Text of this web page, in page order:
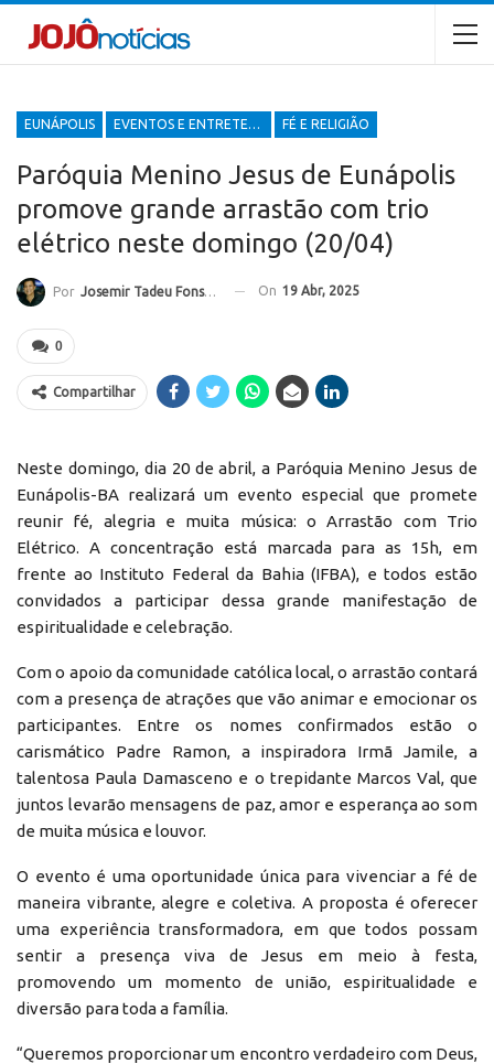
EUNÁPOLIS EVENTOS E ENTRETENIMENTOS FÉ E RELIGIÃO
Paróquia Menino Jesus de Eunápolis
promove grande arrastão com trio
elétrico neste domingo (20/04)
Por Josemir Tadeu Fonseca On 19 Abr, 2025
0
Compartilhar
Neste domingo, dia 20 de abril, a Paróquia Menino Jesus de
Eunápolis-BA realizará um evento especial que promete
reunir fé, alegria e muita música: o Arrastão com Trio
Elétrico. A concentração está marcada para as 15h, em
frente ao Instituto Federal da Bahia (IFBA), e todos estão
convidados a participar dessa grande manifestação de
espiritualidade e celebração.
Com o apoio da comunidade católica local, o arrastão contará
com a presença de atrações que vão animar e emocionar os
participantes. Entre os nomes confirmados estão o
carismático Padre Ramon, a inspiradora Irmã Jamile, a
talentosa Paula Damasceno e o trepidante Marcos Val, que
juntos levarão mensagens de paz, amor e esperança ao som
de muita música e louvor.
O evento é uma oportunidade única para vivenciar a fé de
maneira vibrante, alegre e coletiva. A proposta é oferecer
uma experiência transformadora, em que todos possam
sentir a presença viva de Jesus em meio à festa,
promovendo um momento de união, espiritualidade e
diversão para toda a família.
“Queremos proporcionar um encontro verdadeiro com Deus,